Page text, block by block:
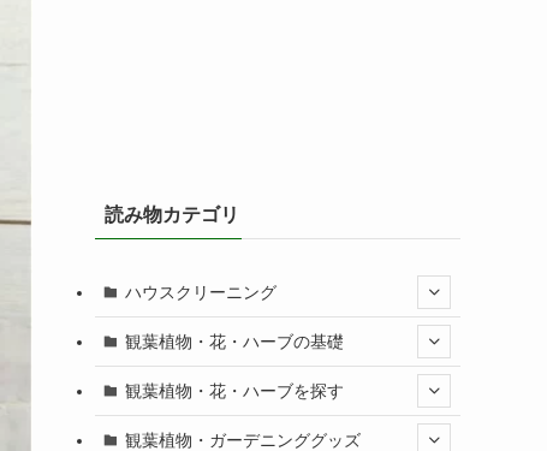
読み物カテゴリ
ハウスクリーニング
観葉植物・花・ハーブの基礎
観葉植物・花・ハーブを探す
観葉植物・ガーデニンググッズ